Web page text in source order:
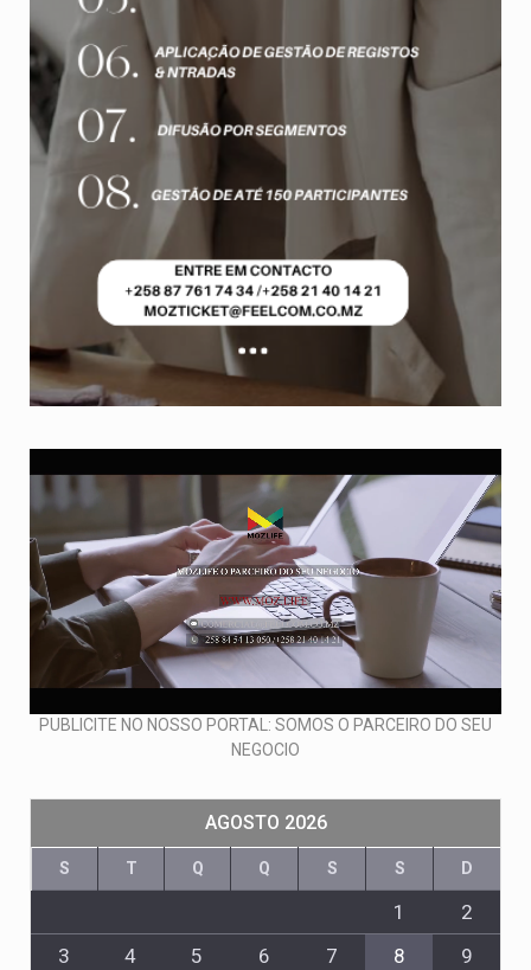
PUBLICITE NO NOSSO PORTAL: SOMOS O PARCEIRO DO SEU
NEGOCIO
AGOSTO 2026
S T Q Q S S D
1
2
3
4 5 6 7 8
9